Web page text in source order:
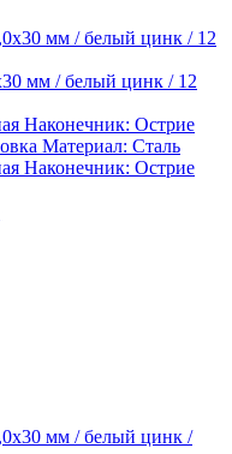
мм / белый цинк / 12
Наконечник: Острие
Материал: Сталь
Наконечник: Острие